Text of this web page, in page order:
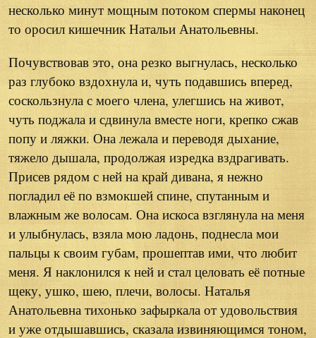
несколько минут мощным потоком спермы наконец
то оросил кишечник Натальи Анатольевны.
Почувствовав это, она резко выгнулась, несколько
раз глубоко вздохнула и, чуть подавшись вперед,
соскользнула с моего члена, улегшись на живот,
чуть поджала и сдвинула вместе ноги, крепко сжав
попу и ляжки. Она лежала и переводя дыхание,
тяжело дышала, продолжая изредка вздрагивать.
Присев рядом с ней на край дивана, я нежно
погладил её по взмокшей спине, спутанным и
влажным же волосам. Она искоса взглянула на меня
и улыбнулась, взяла мою ладонь, поднесла мои
пальцы к своим губам, прошептав ими, что любит
меня. Я наклонился к ней и стал целовать её потные
щеку, ушко, шею, плечи, волосы. Наталья
Анатольевна тихонько зафыркала от удовольствия
и уже отдышавшись, сказала извиняющимся тоном,